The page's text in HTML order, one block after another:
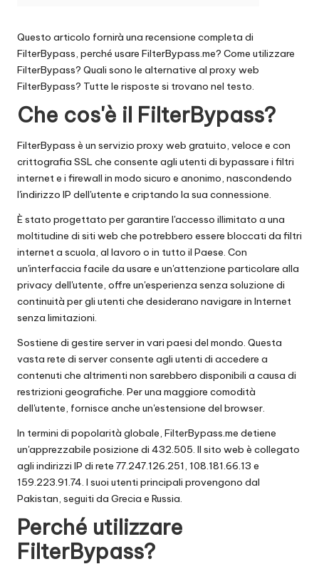
r
o
v
a
g
r
a
t
ui
t
a
]
-
O
k
e
y
P
r
o
x
y
Questo articolo fornirà una recensione completa di
FilterBypass, perché usare FilterBypass.me? Come utilizzare
FilterBypass? Quali sono le alternative al proxy web
FilterBypass? Tutte le risposte si trovano nel testo.
Che cos'è il FilterBypass?
FilterBypass è un servizio proxy web gratuito, veloce e con
crittografia SSL che consente agli utenti di bypassare i filtri
internet e i firewall in modo sicuro e anonimo, nascondendo
l'indirizzo IP dell'utente e criptando la sua connessione.
È stato progettato per garantire l'accesso illimitato a una
moltitudine di siti web che potrebbero essere bloccati da filtri
internet a scuola, al lavoro o in tutto il Paese. Con
un'interfaccia facile da usare e un'attenzione particolare alla
privacy dell'utente, offre un'esperienza senza soluzione di
continuità per gli utenti che desiderano navigare in Internet
senza limitazioni.
Sostiene di gestire server in vari paesi del mondo. Questa
vasta rete di server consente agli utenti di accedere a
contenuti che altrimenti non sarebbero disponibili a causa di
restrizioni geografiche. Per una maggiore comodità
dell'utente, fornisce anche un'estensione del browser.
In termini di popolarità globale, FilterBypass.me detiene
un'apprezzabile posizione di 432.505. Il sito web è collegato
agli indirizzi IP di rete 77.247.126.251, 108.181.66.13 e
159.223.91.74. I suoi utenti principali provengono dal
Pakistan, seguiti da Grecia e Russia.
Perché utilizzare
FilterBypass?